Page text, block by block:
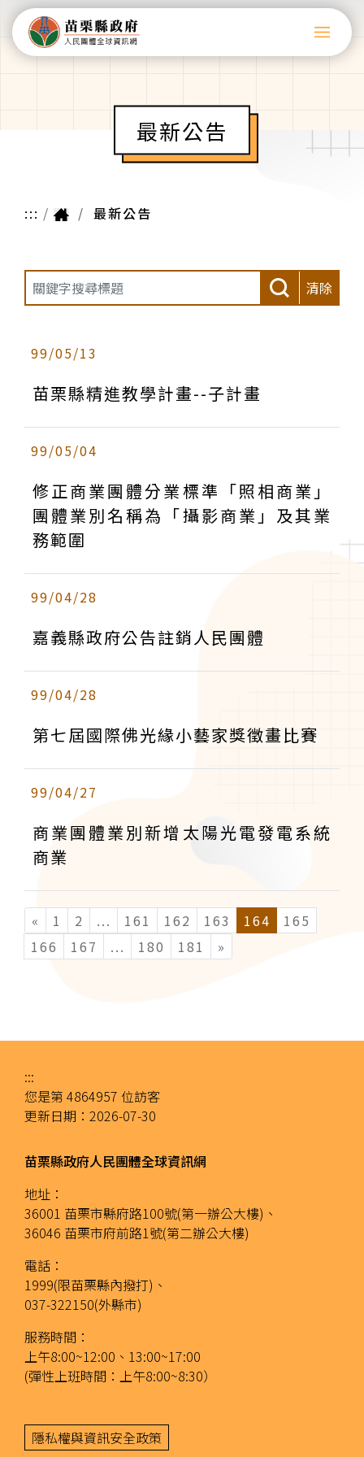
最新公告
::: 最新公告
清除
99/05/13
苗栗縣精進教學計畫--子計畫
99/05/04
修正商業團體分業標準「照相商業」
團體業別名稱為「攝影商業」及其業
務範圍
99/04/28
嘉義縣政府公告註銷人民團體
99/04/28
第七屆國際佛光緣小藝家獎徵畫比賽
99/04/27
商業團體業別新增太陽光電發電系統
商業
« 1 2 ... (current)
161 162 163 164
165
166
167 ... (current)
180 181 »
:::
您是第 4864957 位訪客
更新日期： 2026-07-30
苗栗縣政府人民團體全球資訊網
地址：
36001 苗栗市縣府路100號(第一辦公大樓)、
36046 苗栗市府前路1號(第二辦公大樓)
電話：
1999(限苗栗縣內撥打)、
037-322150(外縣市)
服務時間：
上午8:00~12:00、13:00~17:00
(彈性上班時間：上午8:00~8:30）
隱私權與資訊安全政策